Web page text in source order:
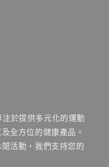
於提供多元化的運動
全方位的健康產品。
活動，我們支持您的